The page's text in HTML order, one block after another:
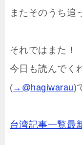
またそのうち追
それではまた！
今日も読んでく
(→@hagiwarau)
台湾記事一覧最